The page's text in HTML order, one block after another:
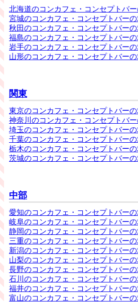
北海道のコンカフェ・コンセプトバー
宮城のコンカフェ・コンセプトバーの
秋田のコンカフェ・コンセプトバーの
福島のコンカフェ・コンセプトバーの
岩手のコンカフェ・コンセプトバーの
山形のコンカフェ・コンセプトバーの
関東
東京のコンカフェ・コンセプトバーの
神奈川のコンカフェ・コンセプトバー
埼玉のコンカフェ・コンセプトバーの
千葉のコンカフェ・コンセプトバーの
栃木のコンカフェ・コンセプトバーの
茨城のコンカフェ・コンセプトバーの
中部
愛知のコンカフェ・コンセプトバーの
岐阜のコンカフェ・コンセプトバーの
静岡のコンカフェ・コンセプトバーの
三重のコンカフェ・コンセプトバーの
新潟のコンカフェ・コンセプトバーの
山梨のコンカフェ・コンセプトバーの
長野のコンカフェ・コンセプトバーの
石川のコンカフェ・コンセプトバーの
福井のコンカフェ・コンセプトバーの
富山のコンカフェ・コンセプトバーの